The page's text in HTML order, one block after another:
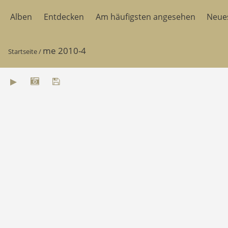
Alben Entdecken Am häufigsten angesehen
Startseite/ me 2010-4